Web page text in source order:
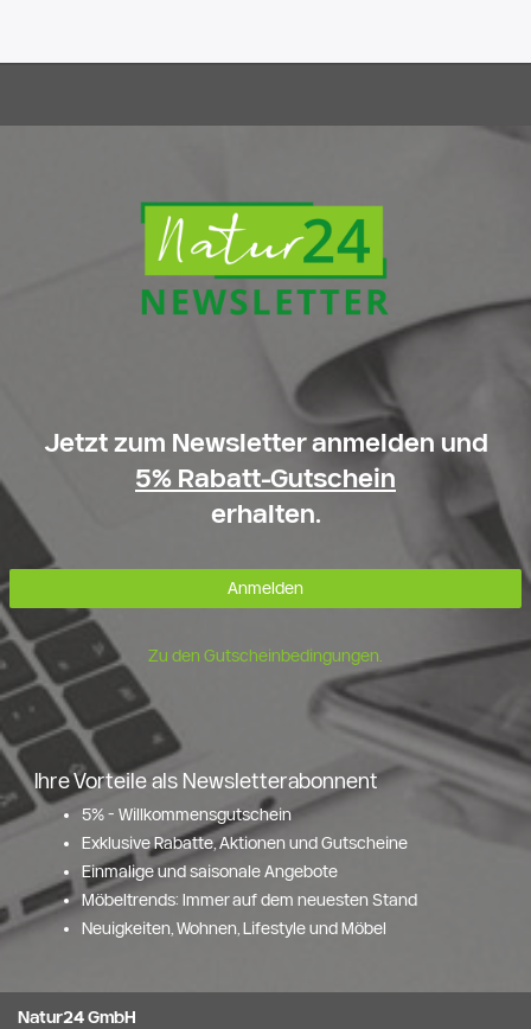
Jetzt zum Newsletter anmelden und
5% Rabatt-Gutschein
erhalten.
Anmelden
Zu den Gutscheinbedingungen.
Ihre Vorteile als Newsletterabonnent
5% - Willkommensgutschein
Exklusive Rabatte, Aktionen und Gutscheine
Einmalige und saisonale Angebote
Möbeltrends: Immer auf dem neuesten Stand
Neuigkeiten, Wohnen, Lifestyle und Möbel
Natur24 GmbH